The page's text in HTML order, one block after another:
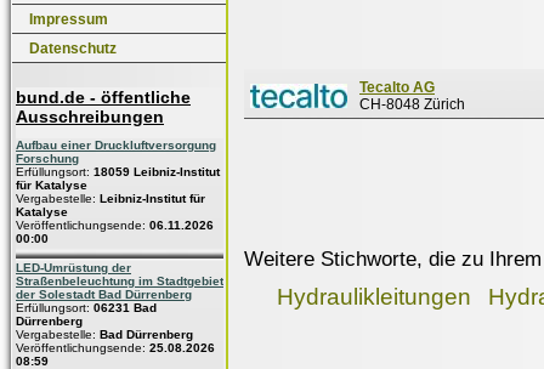
Impressum
Datenschutz
bund.de - öffentliche
Ausschreibungen
Aufbau einer Druckluftversorgung
Forschung
Erfüllungsort: 18059 Leibniz-Institut
für Katalyse
Vergabestelle: Leibniz-Institut für
Katalyse
Veröffentlichungsende: 06.11.2026
00:00
LED-Umrüstung der
Straßenbeleuchtung im Stadtgebiet
der Solestadt Bad Dürrenberg
Erfüllungsort: 06231 Bad
Dürrenberg
Vergabestelle: Bad Dürrenberg
Veröffentlichungsende: 25.08.2026
08:59
Tecalto AG
CH-8048 Zürich
Weitere Stichworte, die zu
Hydraulikleitungen